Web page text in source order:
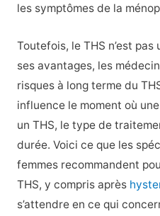
les symptômes de la
Toutefois, le THS n’est
ses avantages, les
risques à long terme du
influence le moment où
un THS, le type de
durée. Voici ce que les
femmes recommandent
THS, y compris après
s’attendre en ce qui